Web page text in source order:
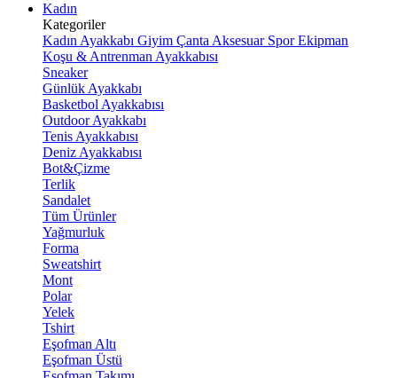
Kadın
Kategoriler
Kadın Ayakkabı Giyim Çanta Aksesuar Spor Ekipman
Koşu & Antrenman Ayakkabısı
Sneaker
Günlük Ayakkabı
Basketbol Ayakkabısı
Outdoor Ayakkabı
Tenis Ayakkabısı
Deniz Ayakkabısı
Bot&Çizme
Terlik
Sandalet
Tüm Ürünler
Yağmurluk
Forma
Sweatshirt
Mont
Polar
Yelek
Tshirt
Eşofman Altı
Eşofman Üstü